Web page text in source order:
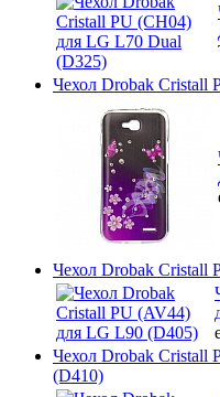
Чехол Drobak Cristall
Чехол Drobak Cristall
Чехол Drobak Cristall
(D410)